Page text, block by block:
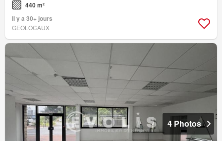
440 m²
Il y a 30+ jours
GEOLOCAUX
4 Photos